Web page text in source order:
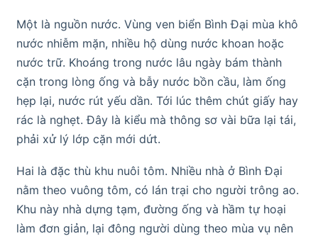
Một là nguồn nước. Vùng ven biển Bình Đại mùa khô
nước nhiễm mặn, nhiều hộ dùng nước khoan hoặc
nước trữ. Khoáng trong nước lâu ngày bám thành
cặn trong lòng ống và bẫy nước bồn cầu, làm ống
hẹp lại, nước rút yếu dần. Tới lúc thêm chút giấy hay
rác là nghẹt. Đây là kiểu mà thông sơ vài bữa lại tái,
phải xử lý lớp cặn mới dứt.
Hai là đặc thù khu nuôi tôm. Nhiều nhà ở Bình Đại
nằm theo vuông tôm, có lán trại cho người trông ao.
Khu này nhà dựng tạm, đường ống và hầm tự hoại
làm đơn giản, lại đông người dùng theo mùa vụ nên